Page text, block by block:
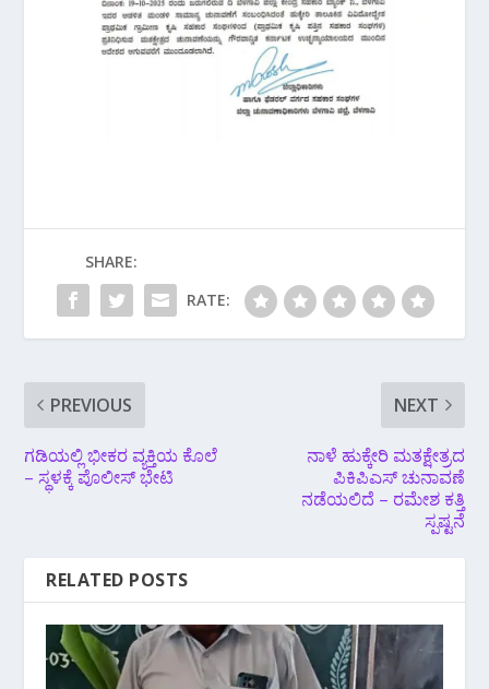
SHARE:
RATE:
PREVIOUS
ಗಡಿಯಲ್ಲಿ ಭೀಕರ ವ್ಯಕ್ತಿಯ ಕೊಲೆ
– ಸ್ಥಳಕ್ಕೆ ಪೊಲೀಸ್ ಭೇಟಿ
NEXT
ನಾಳೆ ಹುಕ್ಕೇರಿ‌ ಮತಕ್ಷೇತ್ರದ
ಪಿಕಿಪಿಎಸ್ ಚುನಾವಣೆ
ನಡೆಯಲಿದೆ – ರಮೇಶ ಕತ್ತಿ
ಸ್ಪಷ್ಟನೆ
RELATED POSTS